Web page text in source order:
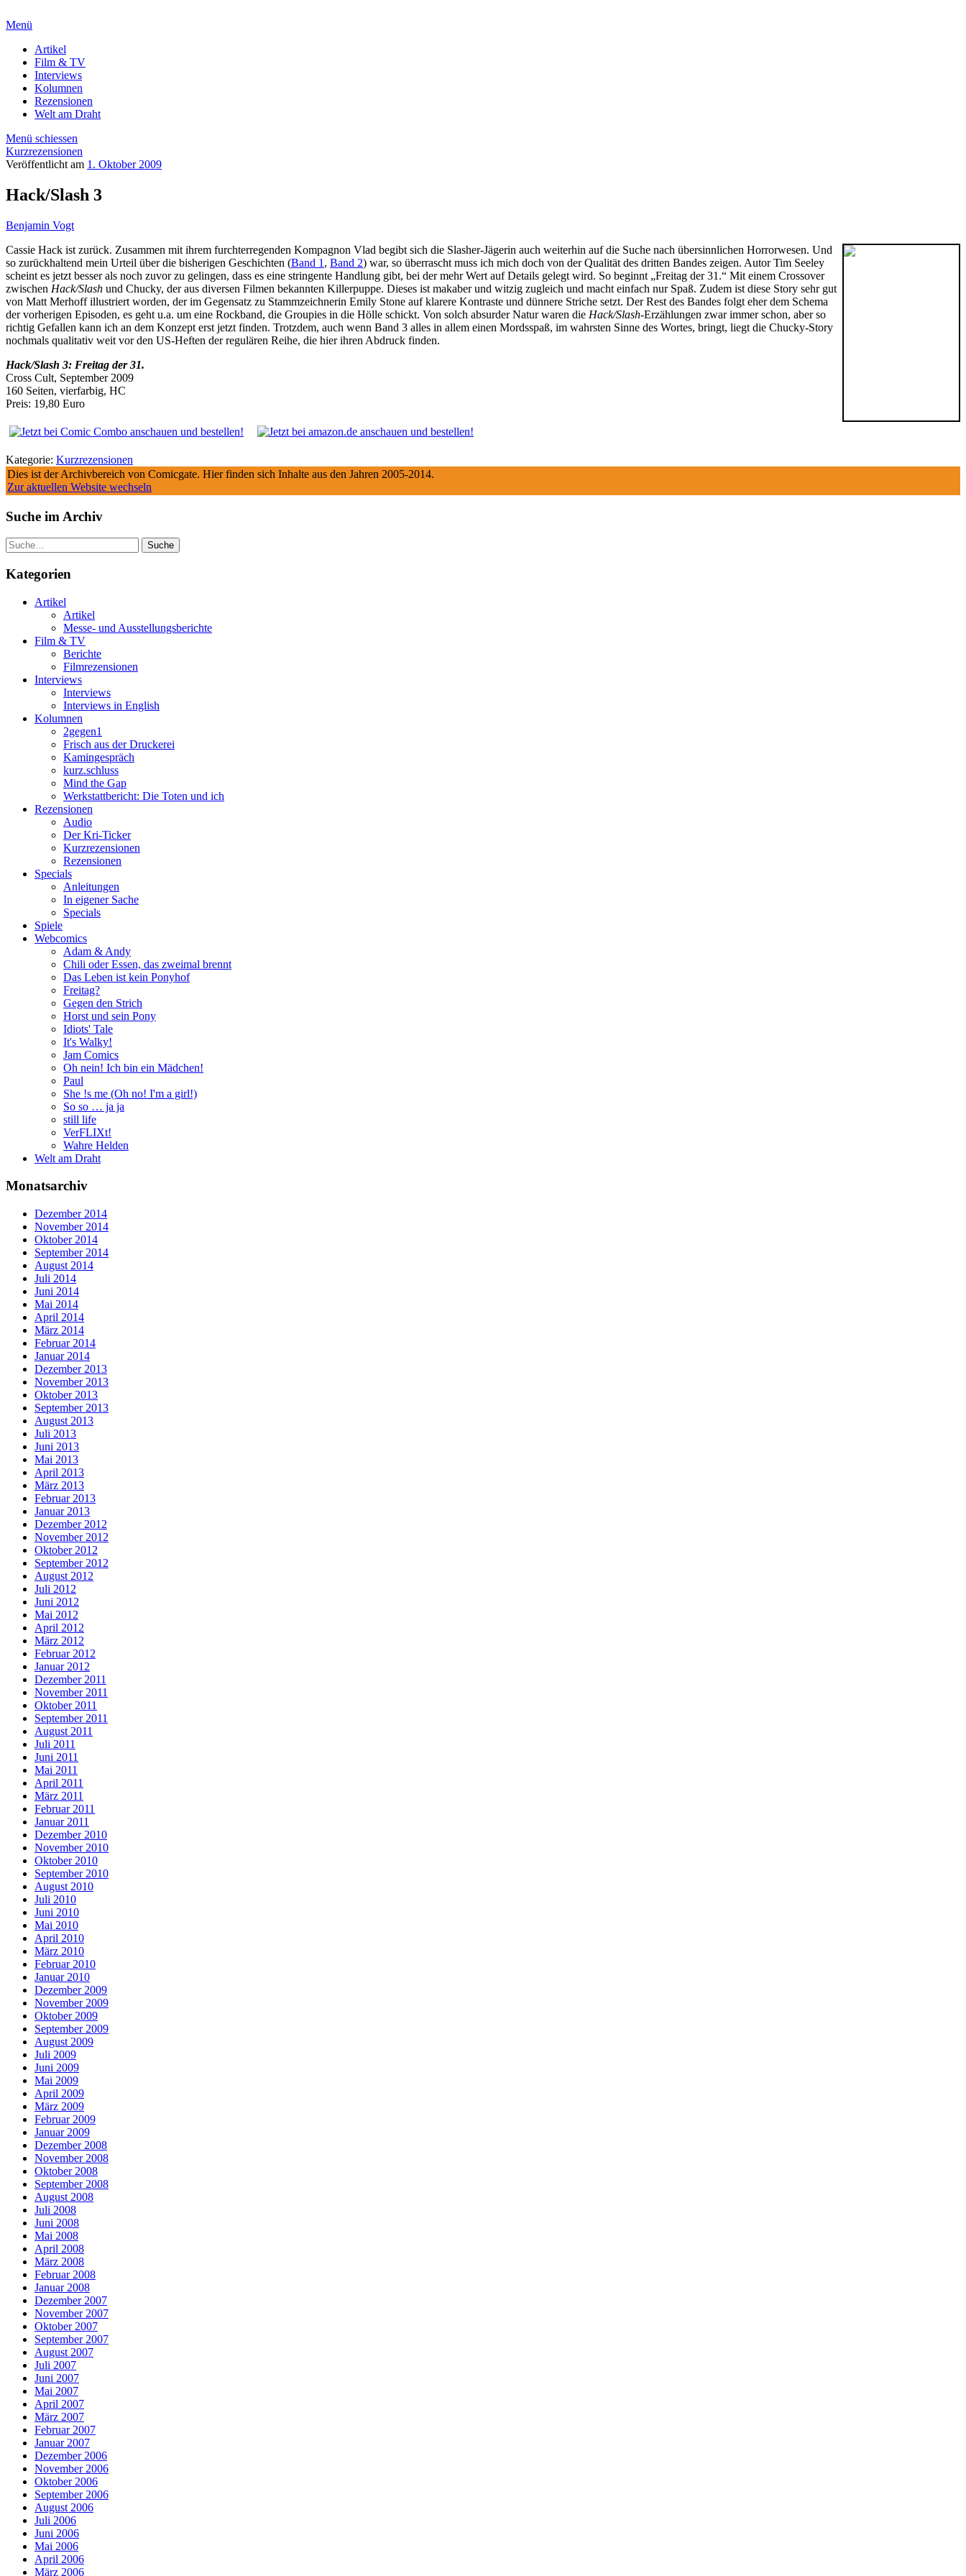
Menü
Artikel
Film & TV
Interviews
Kolumnen
Rezensionen
Welt am Draht
Menü schiessen
Kurzrezensionen
Veröffentlicht am 1. Oktober 2009
Hack/Slash 3
Benjamin Vogt
Cassie Hack ist zurück. Zusammen mit ihrem furchterregenden Kompagnon Vlad begibt sich die Slasher-Jägerin auch weiterhin auf die Suche nach übersinnlichen Horrorwesen. Und
so zurückhaltend mein Urteil über die bisherigen Geschichten (Band 1 , Band 2) war, so überrascht muss ich mich doch von der Qualität des dritten Bandes zeigen. Autor Tim Seeley
scheint es jetzt besser als noch zuvor zu gelingen, dass es eine stringente Handlung gibt, bei der mehr Wert auf Details gelegt wird. So beginnt „Freitag der 31.“ Mit einem Crossover
zwischen Hack/Slash und Chucky, der aus diversen Filmen bekannten Killerpuppe. Dieses ist makaber und witzig zugleich und macht einfach nur Spaß. Zudem ist diese Story sehr gut
von Matt Merhoff illustriert worden, der im Gegensatz zu Stammzeichnerin Emily Stone auf klarere Kontraste und dünnere Striche setzt. Der Rest des Bandes folgt eher dem Schema
der vorherigen Episoden, es geht u.a. um eine Rockband, die Groupies in die Hölle schickt. Von solch absurder Natur waren die Hack/Slash-Erzählungen zwar immer schon, aber so
richtig Gefallen kann ich an dem Konzept erst jetzt finden. Trotzdem, auch wenn Band 3 alles in allem einen Mordsspaß, im wahrsten Sinne des Wortes, bringt, liegt die Chucky-Story
nochmals qualitativ weit vor den US-Heften der regulären Reihe, die hier ihren Abdruck finden.
Hack/Slash 3: Freitag der 31.
Cross Cult, September 2009
160 Seiten, vierfarbig, HC
Preis: 19,80 Euro
Kategorie: Kurzrezensionen
Dies ist der Archivbereich von Comicgate. Hier finden sich Inhalte aus den Jahren 2005-2014.
Zur aktuellen Website wechseln
Suche im Archiv
Suche
Kategorien
Artikel
Artikel
Messe- und Ausstellungsberichte
Film & TV
Berichte
Filmrezensionen
Interviews
Interviews
Interviews in English
Kolumnen
2gegen1
Frisch aus der Druckerei
Kamingespräch
kurz.schluss
Mind the Gap
Werkstattbericht: Die Toten und ich
Rezensionen
Audio
Der Kri-Ticker
Kurzrezensionen
Rezensionen
Specials
Anleitungen
In eigener Sache
Specials
Spiele
Webcomics
Adam & Andy
Chili oder Essen, das zweimal brennt
Das Leben ist kein Ponyhof
Freitag?
Gegen den Strich
Horst und sein Pony
Idiots' Tale
It's Walky!
Jam Comics
Oh nein! Ich bin ein Mädchen!
Paul
She !s me (Oh no! I'm a girl!)
So so … ja ja
still life
VerFLIXt!
Wahre Helden
Welt am Draht
Monatsarchiv
Dezember 2014
November 2014
Oktober 2014
September 2014
August 2014
Juli 2014
Juni 2014
Mai 2014
April 2014
März 2014
Februar 2014
Januar 2014
Dezember 2013
November 2013
Oktober 2013
September 2013
August 2013
Juli 2013
Juni 2013
Mai 2013
April 2013
März 2013
Februar 2013
Januar 2013
Dezember 2012
November 2012
Oktober 2012
September 2012
August 2012
Juli 2012
Juni 2012
Mai 2012
April 2012
März 2012
Februar 2012
Januar 2012
Dezember 2011
November 2011
Oktober 2011
September 2011
August 2011
Juli 2011
Juni 2011
Mai 2011
April 2011
März 2011
Februar 2011
Januar 2011
Dezember 2010
November 2010
Oktober 2010
September 2010
August 2010
Juli 2010
Juni 2010
Mai 2010
April 2010
März 2010
Februar 2010
Januar 2010
Dezember 2009
November 2009
Oktober 2009
September 2009
August 2009
Juli 2009
Juni 2009
Mai 2009
April 2009
März 2009
Februar 2009
Januar 2009
Dezember 2008
November 2008
Oktober 2008
September 2008
August 2008
Juli 2008
Juni 2008
Mai 2008
April 2008
März 2008
Februar 2008
Januar 2008
Dezember 2007
November 2007
Oktober 2007
September 2007
August 2007
Juli 2007
Juni 2007
Mai 2007
April 2007
März 2007
Februar 2007
Januar 2007
Dezember 2006
November 2006
Oktober 2006
September 2006
August 2006
Juli 2006
Juni 2006
Mai 2006
April 2006
März 2006